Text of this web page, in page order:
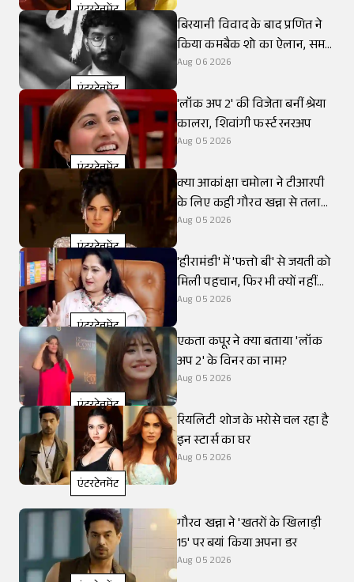
एंटरटेनमेंट
एंटरटेनमेंट
बिरयानी विवाद के बाद प्रणित ने
किया कमबैक शो का ऐलान, समय
रैना से तुलना
Aug 06 2026
एंटरटेनमेंट
'लॉक अप 2' की विजेता बनीं श्रेया
कालरा, शिवांगी फर्स्ट रनरअप
Aug 05 2026
एंटरटेनमेंट
क्या आकांक्षा चमोला ने टीआरपी
के लिए कही गौरव खन्ना से तलाक
की बात?
Aug 05 2026
एंटरटेनमेंट
'हीरामंडी' में 'फत्तो बी' से जयती को
मिली पहचान, फिर भी क्यों नहीं
मिला काम?
Aug 05 2026
एंटरटेनमेंट
एकता कपूर ने क्या बताया 'लॉक
अप 2' के विनर का नाम?
Aug 05 2026
एंटरटेनमेंट
रियलिटी शोज के भरोसे चल रहा है
इन स्टार्स का घर
Aug 05 2026
गौरव खन्ना ने 'खतरों के खिलाड़ी
15' पर बयां किया अपना डर
Aug 05 2026